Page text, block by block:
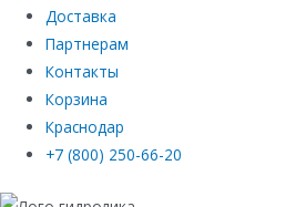
Доставка
Партнерам
Контакты
Корзина
Краснодар
+7 (800) 250-66-20